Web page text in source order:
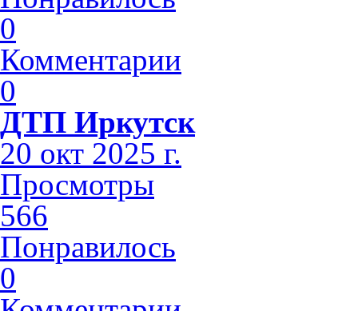
0
Комментарии
0
ДТП Иркутск
20 окт 2025 г.
Просмотры
566
Понравилось
0